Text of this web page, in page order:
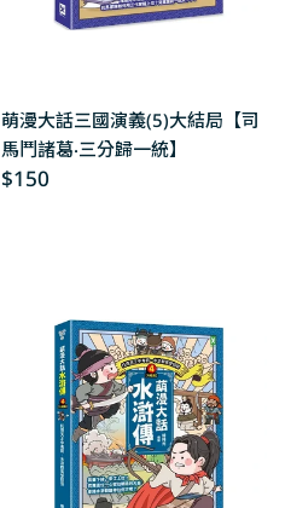
萌漫大話三國演義(5)大結局【司
馬鬥諸葛‧三分歸一統】
Regular
$150